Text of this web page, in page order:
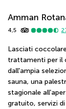
Amman
4,5
Lasciati
trattamenti per il
dall'ampia
sauna, una
stagionale
gratuito, servizi